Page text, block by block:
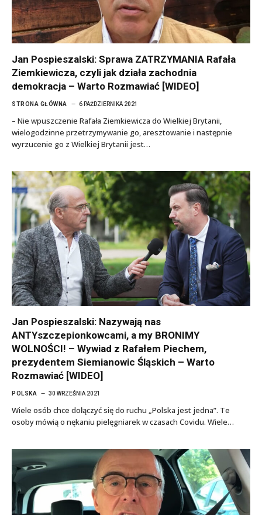
Jan Pospieszalski: Sprawa ZATRZYMANIA Rafała
Ziemkiewicza, czyli jak działa zachodnia
demokracja – Warto Rozmawiać [WIDEO]
STRONA GŁÓWNA 6 PAŹDZIERNIKA 2021
– Nie wpuszczenie Rafała Ziemkiewicza do Wielkiej Brytanii,
wielogodzinne przetrzymywanie go, aresztowanie i następnie
wyrzucenie go z Wielkiej Brytanii jest…
Jan Pospieszalski: Nazywają nas
ANTYszczepionkowcami, a my BRONIMY
WOLNOŚCI! – Wywiad z Rafałem Piechem,
prezydentem Siemianowic Śląskich – Warto
Rozmawiać [WIDEO]
POLSKA 30 WRZEŚNIA 2021
Wiele osób chce dołączyć się do ruchu „Polska jest jedna”. Te
osoby mówią o nękaniu pielęgniarek w czasach Covidu. Wiele…